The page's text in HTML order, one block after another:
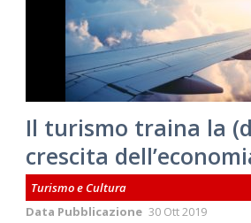
Il turismo traina la
crescita
Turismo e Cultura
Data Pubblicazione 30 Ott 2019